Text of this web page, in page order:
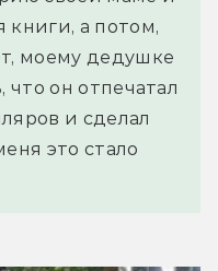
книги, а потом,
моему дедушке
что он отпечатал
и сделал
это стало